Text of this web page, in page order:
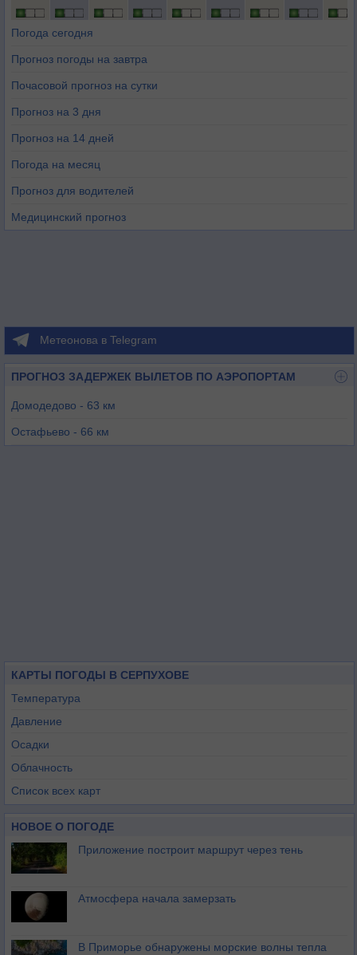
Погода сегодня
Прогноз погоды на завтра
Почасовой прогноз на сутки
Прогноз на 3 дня
Прогноз на 14 дней
Погода на месяц
Прогноз для водителей
Медицинский прогноз
Метеонова в Telegram
ПРОГНОЗ ЗАДЕРЖЕК ВЫЛЕТОВ ПО АЭРОПОРТАМ
Домодедово - 63 км
Остафьево - 66 км
КАРТЫ ПОГОДЫ В СЕРПУХОВЕ
Температура
Давление
Осадки
Облачность
Список всех карт
НОВОЕ О ПОГОДЕ
Приложение построит маршрут через тень
Атмосфера начала замерзать
В Приморье обнаружены морские волны тепла